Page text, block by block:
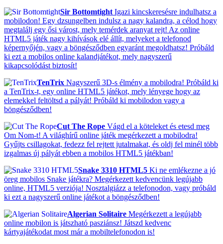
Sir Bottomtight Igazi kincskeresésre indulhatsz a
mobilodon! Egy dzsungelben indulsz a nagy kalandra, a célod hogy
megtalálj egy ősi várost, mely temérdek aranyat rejt! Az online
HTML5 játék nagy kihívások elé állít, melyeket a telefonod
képernyőjén, vagy a böngésződben egyaránt megoldhatsz! Próbáld
ki ezt a mobilos online kalandjátékot, mely nagyszerű
kikapcsolódást biztosít!
TenTrix Nagyszerű 3D-s élmény a mobilodra! Próbáld ki
a TenTrix-t, egy online HTML5 játékot, mely lényege hogy az
elemekkel feltöltsd a pályát! Próbáld ki mobilodon vagy a
böngésződben!
Cut The Rope Vágd el a köteleket és etesd meg
Om Nom-t! A világhírű online játék megérkezett a mobilodra!
Gyűjts csillagokat, fedezz fel rejtett jutalmakat, és oldj fel minél több
izgalmas új pályát ebben a mobilos HTML5 játékban!
Snake 3310 HTML5 Ki ne emlékezne a jó
öreg mobilos Snake játékra? Megérkezett kedvencünk legújabb
online, HTML5 verziója! Nosztalgiázz a telefonodon, vagy próbáld
ki ezt a nagyszerű online játékot a böngésződben!
Algerian Solitaire Megérkezett a legújabb
online mobilon is játszható pasziánsz! Játszd kedvenc
kártyajátékodat most már a mobiltelefonodon is!